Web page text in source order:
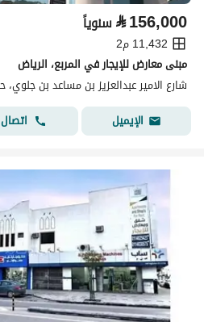
⃁156,000 سنوياً
11,432 م2
مبنى معارض للإيجار في المربع، الرياض
الإيميل
اتصال